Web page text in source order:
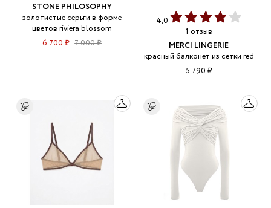
STONE PHILOSOPHY
золотистые серьги в форме
цветов riviera blossom
6 700 ₽ 7 000 ₽
4,0
1 отзыв
MERCI LINGERIE
красный балконет из сетки red
5 790 ₽